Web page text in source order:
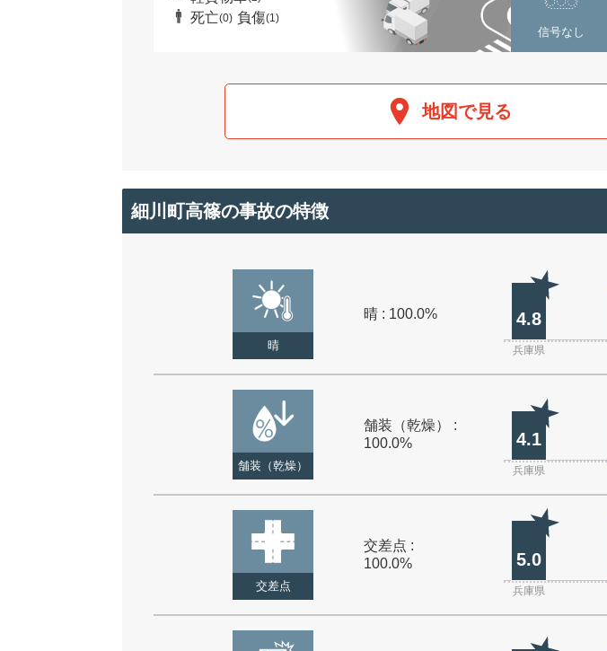
死亡(0) 負傷(1)
信号なし
地図で見る
細川町高篠の事故の特徴
晴
晴 : 100.0% 4.8
兵庫県
舗装（乾燥）
舗装（乾燥） :
100.0%
4.1
兵庫県
交差点
交差点 :
100.0%
5.0
兵庫県